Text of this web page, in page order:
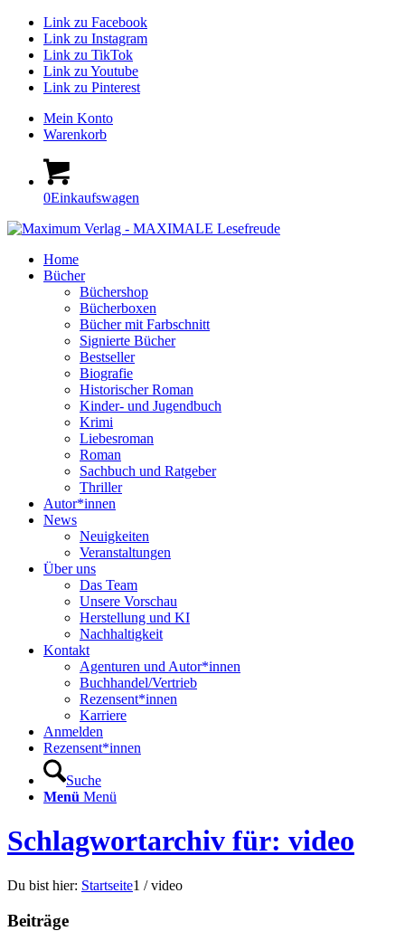
Link zu Facebook
Link zu Instagram
Link zu TikTok
Link zu Youtube
Link zu Pinterest
Mein Konto
Warenkorb
0Einkaufswagen
Home
Bücher
Büchershop
Bücherboxen
Bücher mit Farbschnitt
Signierte Bücher
Bestseller
Biografie
Historischer Roman
Kinder- und Jugendbuch
Krimi
Liebesroman
Roman
Sachbuch und Ratgeber
Thriller
Autor*innen
News
Neuigkeiten
Veranstaltungen
Über uns
Das Team
Unsere Vorschau
Herstellung und KI
Nachhaltigkeit
Kontakt
Agenturen und Autor*innen
Buchhandel/Vertrieb
Rezensent*innen
Karriere
Anmelden
Rezensent*innen
Suche
Menü Menü
Schlagwortarchiv für: video
Du bist hier: Startseite1 / video
Beiträge